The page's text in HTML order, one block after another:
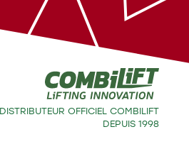
DISTRIBUTEUR OFFICIEL COMBILIFT
DEPUIS 1998